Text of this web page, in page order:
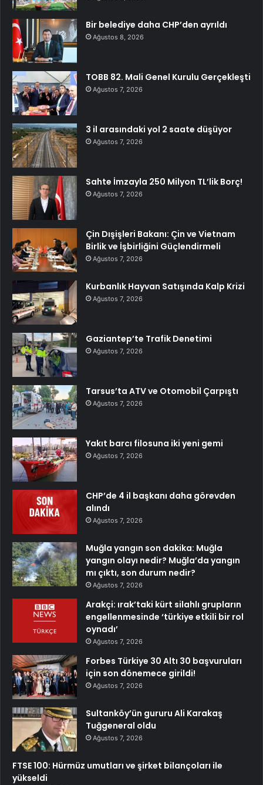
Bir belediye daha CHP’den ayrıldı
Ağustos 8, 2026
TOBB 82. Mali Genel Kurulu Gerçekleşti
Ağustos 7, 2026
3 il arasındaki yol 2 saate düşüyor
Ağustos 7, 2026
Sahte İmzayla 250 Milyon TL’lik Borç!
Ağustos 7, 2026
Çin Dışişleri Bakanı: Çin ve Vietnam
Birlik ve İşbirliğini Güçlendirmeli
Ağustos 7, 2026
Kurbanlık Hayvan Satışında Kalp Krizi
Ağustos 7, 2026
Gaziantep’te Trafik Denetimi
Ağustos 7, 2026
Tarsus’ta ATV ve Otomobil Çarpıştı
Ağustos 7, 2026
Yakıt barcı filosuna iki yeni gemi
Ağustos 7, 2026
CHP’de 4 il başkanı daha görevden
alındı
Ağustos 7, 2026
Muğla yangın son dakika: Muğla
yangın olayı nedir? Muğla’da yangın
mı çıktı, son durum nedir?
Ağustos 7, 2026
Arakçi: ırak’taki kürt silahlı grupların
engellenmesinde ‘türkiye etkili bir rol
oynadı’
Ağustos 7, 2026
Forbes Türkiye 30 Altı 30 başvuruları
için son dönemece girildi!
Ağustos 7, 2026
Sultanköy’ün gururu Ali Karakaş
Tuğgeneral oldu
Ağustos 7, 2026
FTSE 100: Hürmüz umutları ve şirket bilançoları ile
yükseldi